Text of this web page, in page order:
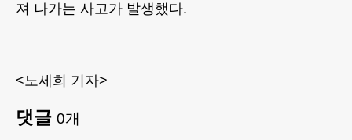
져 나가는 사고가 발생했다.
<노세희 기자>
댓글 0개